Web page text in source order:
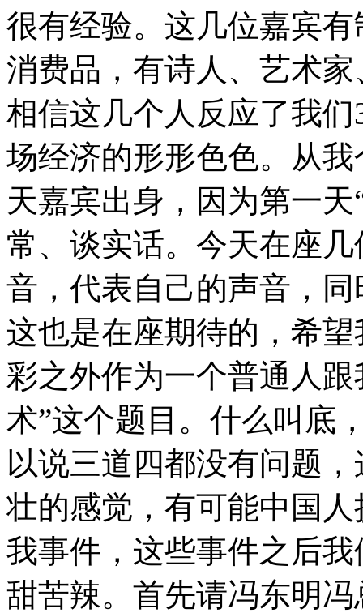
很有经验。这几位嘉宾
消费品，有诗人、艺术
相信这几个人反应了我
场经济的形形色色。从
天嘉宾出身，因为第一
常、谈实话。今天在座
音，代表自己的声音，
这也是在座期待的，希
彩之外作为一个普通人
术”这个题目。什么叫底
以说三道四都没有问题
壮的感觉，有可能中国
我事件，这些事件之后
甜苦辣。首先请冯东明